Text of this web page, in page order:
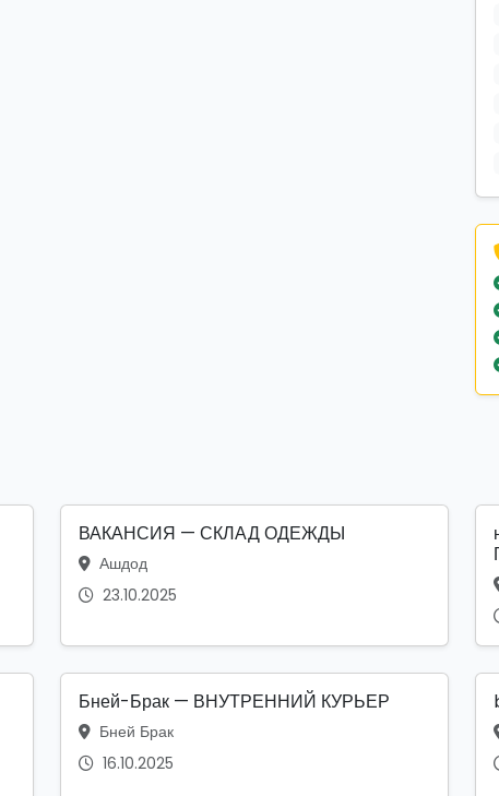
ВАКАНСИЯ — СКЛАД ОДЕЖДЫ
Ашдод
23.10.2025
Бней-Брак — ВНУТРЕННИЙ КУРЬЕР
Бней Брак
16.10.2025